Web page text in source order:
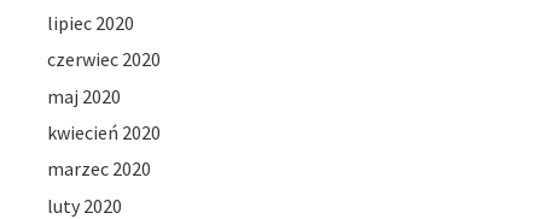
lipiec 2020
czerwiec 2020
maj 2020
kwiecień 2020
marzec 2020
luty 2020